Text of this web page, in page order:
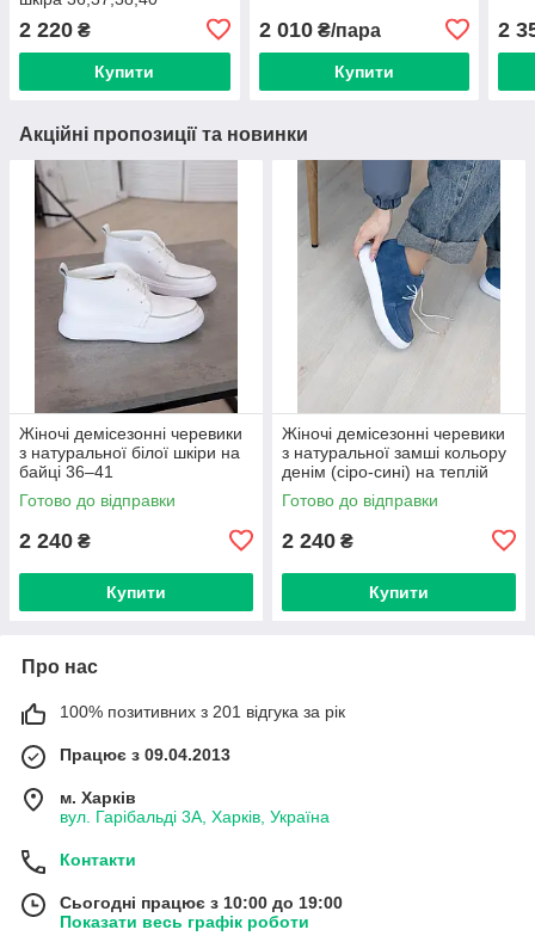
2 220 ₴
Купити
2 010₴/пара
Купити
2
Акційні пропозиції та новинки
Жіночі демісезонні черевики
з натуральної білої шкіри на
байці 36–41
Готово до відправки
2 240 ₴
Купити
Жіночі демісезонні черевики
з натуральної замші кольору
денім (сіро-сині) на теплій
байці 36-41 – Україна,
Готово до відправки
2 240 ₴
Купити
Про нас
100% позитивних з 201 відгука за рік
Працює з 09.04.2013
м. Харків
вул. Гарібальді 3А, Харків, Україна
Контакти
Сьогодні працює з 10:00 до 19:00
Показати весь графік роботи